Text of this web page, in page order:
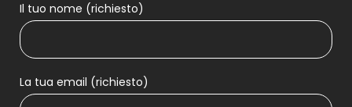
Il tuo nome (richiesto)
La tua email (richiesto)